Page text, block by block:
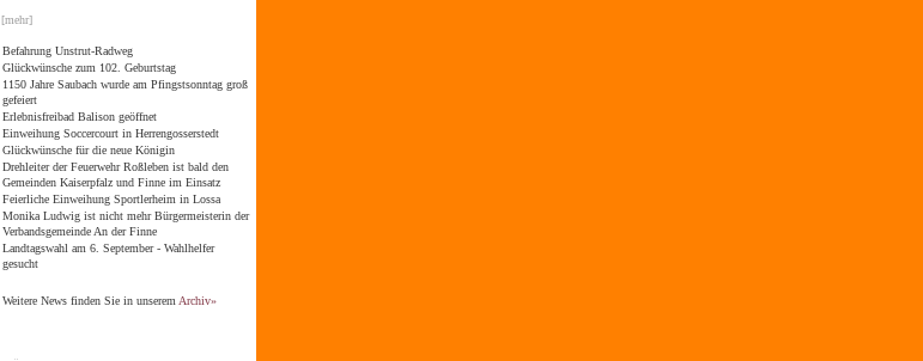
[mehr]
Befahrung Unstrut-Radweg
Glückwünsche zum 102. Geburtstag
1150 Jahre Saubach wurde am Pfingstsonntag groß
gefeiert
Erlebnisfreibad Balison geöffnet
Einweihung Soccercourt in Herrengosserstedt
Glückwünsche für die neue Königin
Drehleiter der Feuerwehr Roßleben ist bald den
Gemeinden Kaiserpfalz und Finne im Einsatz
Feierliche Einweihung Sportlerheim in Lossa
Monika Ludwig ist nicht mehr Bürgermeisterin der
Verbandsgemeinde An der Finne
Landtagswahl am 6. September - Wahlhelfer
gesucht
Weitere News finden Sie in unserem Archiv»